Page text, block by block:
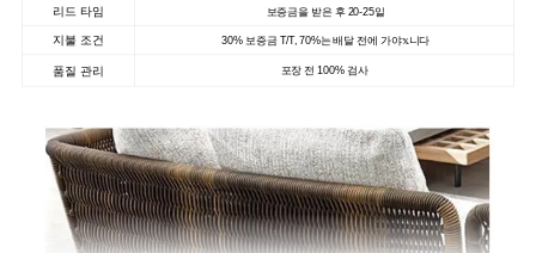
리드 타임 보증금을 받은 후 20-25일
지불 조건 30% 보증금 T/T, 70%는 배달 전에 가야𝕩니다
품질 관리 포장 전 100% 검사